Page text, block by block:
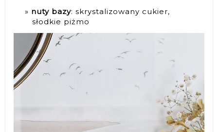
nuty bazy: skrystalizowany cukier,
słodkie piżmo